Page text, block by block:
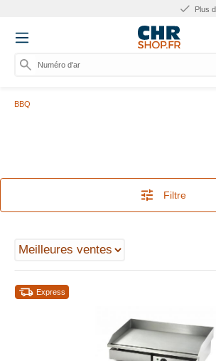
Plus de 10 ans d'expérience
Numéro d'article,
BBQ
Filtre
Express